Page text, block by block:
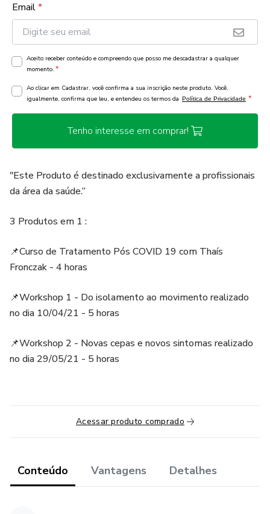
Email*
Aceito receber conteúdo e compreendo que posso me descadastrar a qualquer
momento. *
Ao clicar em Cadastrar, você confirma a sua inscrição neste produto. Você,
igualmente, confirma que leu, e entendeu os termos da Política de Privacidade *
Tenho interesse em comprar!
"Este Produto é destinado exclusivamente a profissionais
da área da saúde.”
3 Produtos em 1 :
📌Curso de Tratamento Pós COVID 19 com Thaís
Fronczak - 4 horas
📌Workshop 1 - Do isolamento ao movimento realizado
no dia 10/04/21 - 5 horas
📌Workshop 2 - Novas cepas e novos sintomas realizado
no dia 29/05/21 - 5 horas
Acessar produto comprado
Conteúdo Vantagens Detalhes